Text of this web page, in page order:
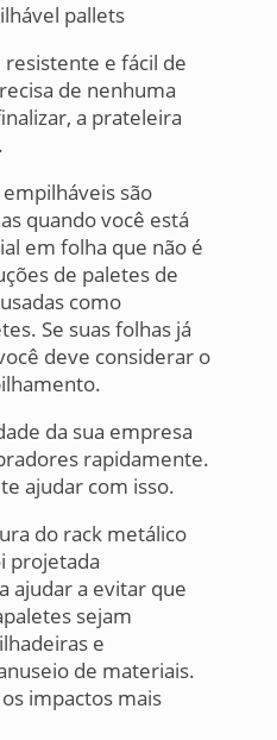
e fácil de
de nenhuma
a prateleira
são
quando você está
em folha que não é
de paletes de
como
Se suas folhas já
deve considerar o
da sua empresa
rapidamente.
ajudar com isso.
do rack metálico
projetada
ajudar a evitar que
sejam
e
de materiais.
impactos mais